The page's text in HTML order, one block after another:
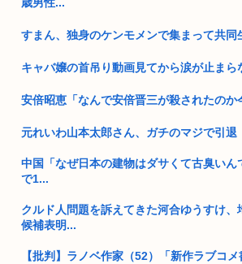
すまん、独身のケンモメンで集まって共同
キャバ嬢の首吊り動画見てから涙が止まら
安倍昭恵「なんで安倍晋三が殺されたのか
元れいわ山本太郎さん、ガチのマジで引退
中国「なぜ日本の建物はダサくて古臭い
で1...
クルド人問題を訴えてきた河合ゆうすけ、
候補表明...
【批判】ラノベ作家（52）「新作ラブコ